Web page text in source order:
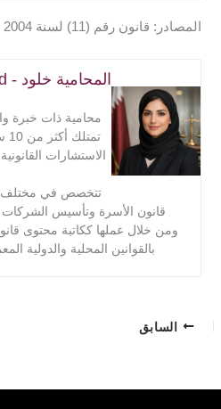
المصادر: قانون رقم (11) لسنة 2004 بإصدار قانون العقوبات
المحامية خلود - Lawyer Kholoud
محامية ذات خبرة
الاستشارات
تتخصص في مختلف
قانون الأسرة وتأسيس الشركات
ومن خلال عملها ككاتبة محتوى
بالقوانين المحلية والدولية
السابق